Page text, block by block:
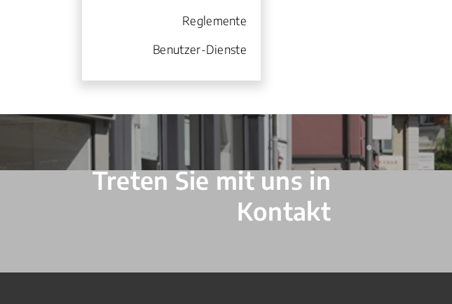
Reglemente
Benutzer-Dienste
Verschiedene Informationen
Treten Sie mit uns in
Kontakt